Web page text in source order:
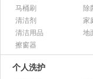
马桶刷
除
清洁剂
家
清洁用品
地
擦窗器
个人洗护